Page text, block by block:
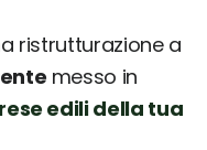
ristrutturazione a
messo in
edili della tua